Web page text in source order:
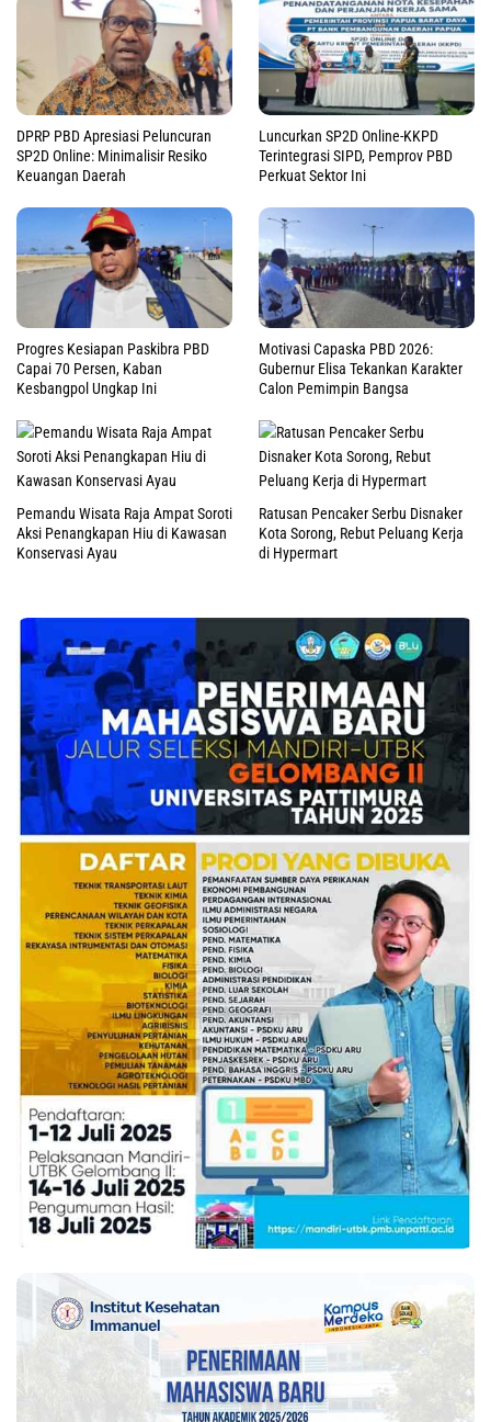
DPRP PBD Apresiasi Peluncuran
SP2D Online: Minimalisir Resiko
Keuangan Daerah
Luncurkan SP2D Online-KKPD
Terintegrasi SIPD, Pemprov PBD
Perkuat Sektor Ini
Progres Kesiapan Paskibra PBD
Capai 70 Persen, Kaban
Kesbangpol Ungkap Ini
Motivasi Capaska PBD 2026:
Gubernur Elisa Tekankan Karakter
Calon Pemimpin Bangsa
Pemandu Wisata Raja Ampat Soroti
Aksi Penangkapan Hiu di Kawasan
Konservasi Ayau
Ratusan Pencaker Serbu Disnaker
Kota Sorong, Rebut Peluang Kerja
di Hypermart